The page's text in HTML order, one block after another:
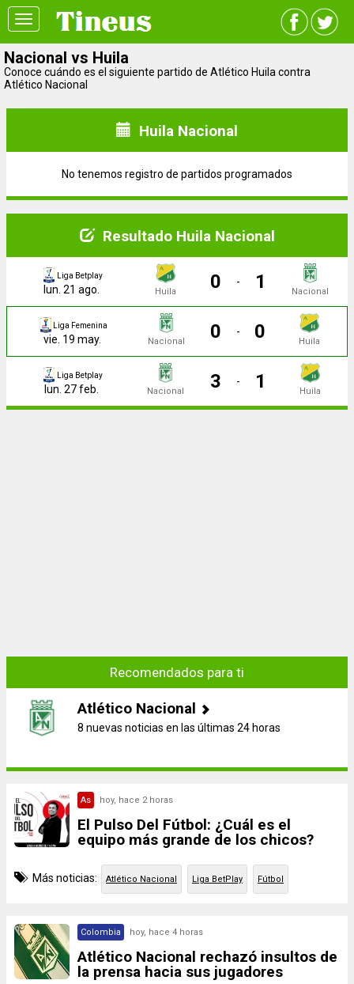
Toggle
navigation
Nacional vs Huila
Conoce cuándo es el siguiente partido de Atlético Huila contra
Atlético Nacional
Huila Nacional
No tenemos registro de partidos programados
Resultado Huila Nacional
Liga Betplay
lun. 21 ago. Huila 0 - 1 Nacional
Liga Femenina
vie. 19 may. Nacional 0 - 0 Huila
Liga Betplay
lun. 27 feb. Nacional 3 - 1 Huila
Recomendados para ti
Atlético Nacional
8 nuevas noticias en las últimas 24 horas
As hoy, hace 2 horas
El Pulso Del Fútbol: ¿Cuál es el
equipo más grande de los chicos?
Más noticias: Atlético Nacional Liga BetPlay Fútbol
Colombia hoy, hace 4 horas
Atlético Nacional rechazó insultos de
la prensa hacia sus jugadores